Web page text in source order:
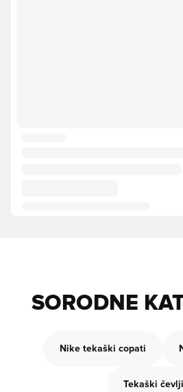
SORODNE
Nike tekaški copati
Tekaški čevlji